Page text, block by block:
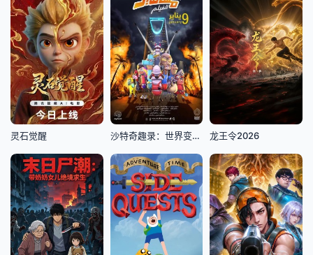
灵石觉醒 沙特奇趣录：世界变变变第二季 龙王令2026